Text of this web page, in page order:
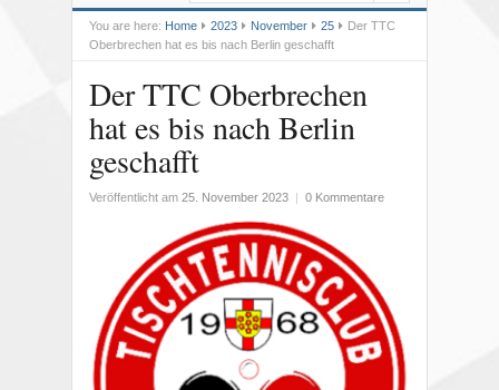
You are here: Home 2023 November 25
Der TTC
Oberbrechen hat es bis nach Berlin geschafft
Der TTC Oberbrechen
hat es bis nach Berlin
geschafft
Veröffentlicht am 25. November 2023 0 Kommentare